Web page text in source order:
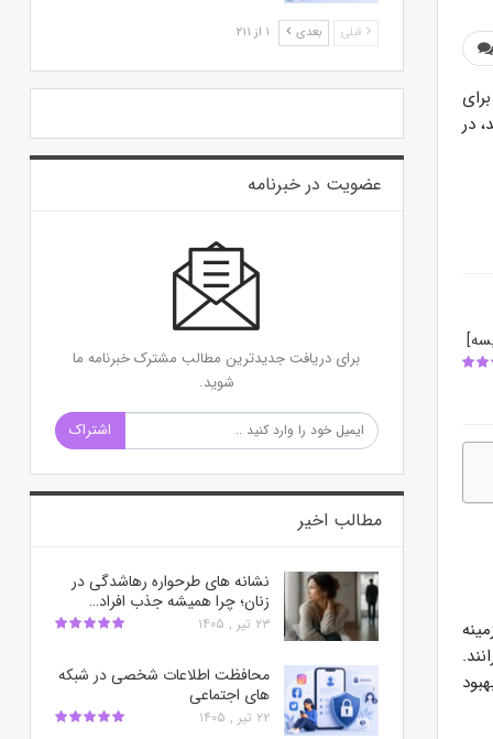
در
قبلی بعدی ۱ از ۲۱۱
عضویت در خبرنامه
برای دریافت جدیدترین مطالب مشترک خبرنامه ما
شوید.
اشتراک
مطالب اخیر
نشانه های طرحواره رهاشدگی در
زنان؛ چرا همیشه جذب افراد…
۲۳ تیر , ۱۴۰۵
محافظت اطلاعات شخصی در شبکه‌
های اجتماعی
۲۲ تیر , ۱۴۰۵